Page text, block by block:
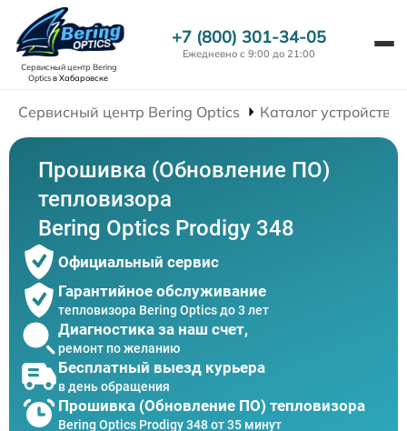
Сервисный центр Bering
Opticsв Хабаровске
+7 (800) 301-34-05
Ежедневно с 9:00 до 21:00
Сервисный центр Bering Optics Каталог устройств
Прошивка (Обновление ПО)
тепловизора
Bering Optics Prodigy 348
Официальный сервис
Гарантийное обслуживание
тепловизора Bering Optics до 3 лет
Диагностика за наш счет,
ремонт по желанию
Бесплатный выезд курьера
в день обращения
Прошивка (Обновление ПО) тепловизора
Bering Optics Prodigy 348 от 35 минут